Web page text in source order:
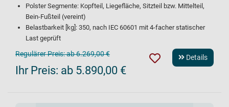
Polster Segmente: Kopfteil, Liegefläche, Sitzteil bzw. Mittelteil,
Bein-Fußteil (vereint)
Belastbarkeit [kg]: 350, nach IEC 60601 mit 4-facher statischer
Last geprüft
Regulärer Preis:ab 6.269,00 €
Ihr Preis: ab 5.890,00 €
Details